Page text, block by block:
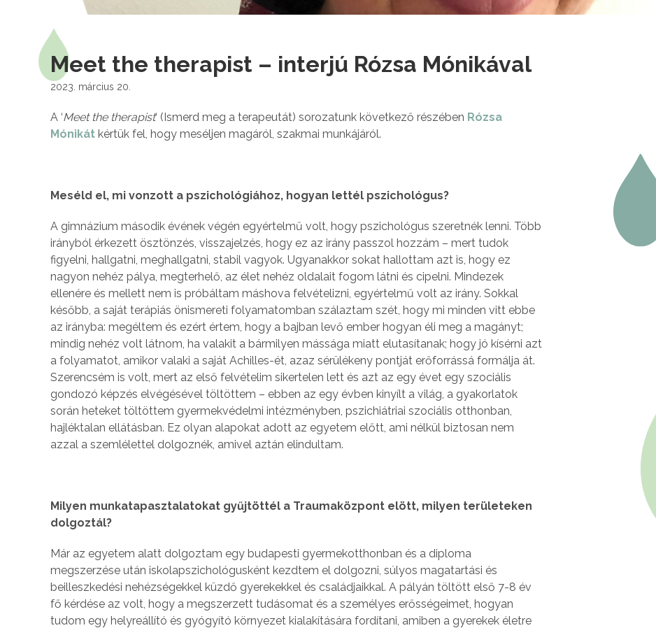
Meet the therapist – interjú Rózsa Mónikával
2023. március 20.
A ‘Meet the therapist‘ (Ismerd meg a terapeutát) sorozatunk következő részében Rózsa
Mónikát kértük fel, hogy meséljen magáról, szakmai munkájáról.
Meséld el, mi vonzott a pszichológiához, hogyan lettél pszichológus?
A gimnázium második évének végén egyértelmű volt, hogy pszichológus szeretnék lenni. Több
irányból érkezett ösztönzés, visszajelzés, hogy ez az irány passzol hozzám – mert tudok
figyelni, hallgatni, meghallgatni, stabil vagyok. Ugyanakkor sokat hallottam azt is, hogy ez
nagyon nehéz pálya, megterhelő, az élet nehéz oldalait fogom látni és cipelni. Mindezek
ellenére és mellett nem is próbáltam máshova felvételizni, egyértelmű volt az irány. Sokkal
később, a saját terápiás önismereti folyamatomban szálaztam szét, hogy mi minden vitt ebbe
az irányba: megéltem és ezért értem, hogy a bajban levő ember hogyan éli meg a magányt;
mindig nehéz volt látnom, ha valakit a bármilyen mássága miatt elutasítanak; hogy jó kísérni azt
a folyamatot, amikor valaki a saját Achilles-ét, azaz sérülékeny pontját erőforrássá formálja át.
Szerencsém is volt, mert az első felvételim sikertelen lett és azt az egy évet egy szociális
gondozó képzés elvégésével töltöttem – ebben az egy évben kinyílt a világ, a gyakorlatok
során heteket töltöttem gyermekvédelmi intézményben, pszichiátriai szociális otthonban,
hajléktalan ellátásban. Ez olyan alapokat adott az egyetem előtt, ami nélkül biztosan nem
azzal a szemlélettel dolgoznék, amivel aztán elindultam.
Milyen munkatapasztalatokat gyűjtöttél a Traumaközpont elött, milyen területeken
dolgoztál?
Már az egyetem alatt dolgoztam egy budapesti gyermekotthonban és a diploma
megszerzése után iskolapszichológusként kezdtem el dolgozni, súlyos magatartási és
beilleszkedési nehézségekkel küzdő gyerekekkel és családjaikkal. A pályán töltött első 7-8 év
fő kérdése az volt, hogy a megszerzett tudásomat és a személyes erősségeimet, hogyan
tudom egy helyreállító és gyógyító környezet kialakítására fordítani, amiben a gyerekek életre